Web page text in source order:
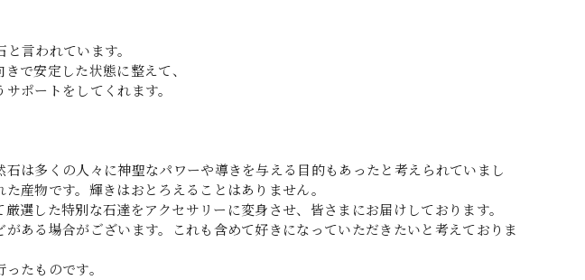
言われています。
で安定した状態に整えて、
ポートをしてくれます。
は多くの人々に神聖なパワーや導きを与える目的もあったと考えられていまし
産物です。輝きはおとろえることはありません。
した特別な石達をアクセサリーに変身させ、皆さまにお届けしております。
ある場合がございます。これも含めて好きになっていただきたいと考えておりま
たものです。